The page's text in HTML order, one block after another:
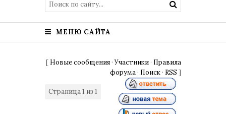
МЕНЮ САЙТА
[ Новые сообщения ·Участники · Правила
форума · Поиск · RSS ]
Страница1 из 1